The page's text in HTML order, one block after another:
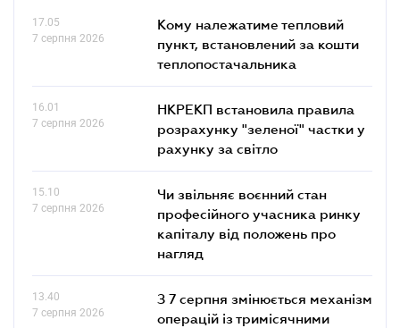
17.05
7 серпня 2026
Кому належатиме тепловий
пункт, встановлений за кошти
теплопостачальника
16.01
7 серпня 2026
НКРЕКП встановила правила
розрахунку "зеленої" частки у
рахунку за світло
15.10
7 серпня 2026
Чи звільняє воєнний стан
професійного учасника ринку
капіталу від положень про
нагляд
13.40
7 серпня 2026
З 7 серпня змінюється механізм
операцій із тримісячними